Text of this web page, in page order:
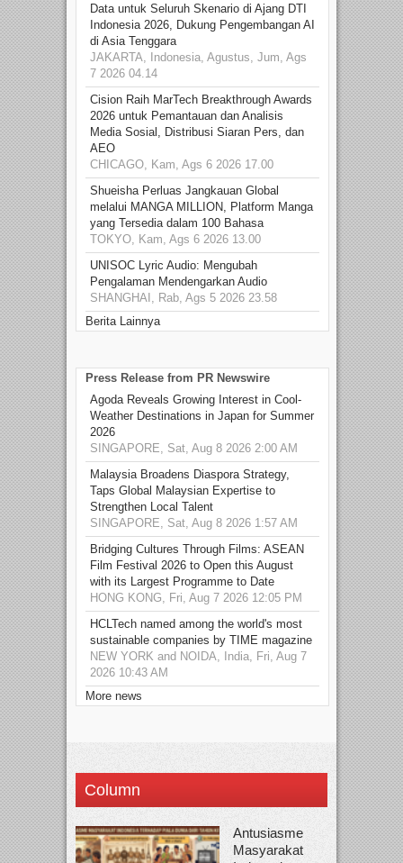
Data untuk Seluruh Skenario di Ajang DTI
Indonesia 2026, Dukung Pengembangan AI
di Asia Tenggara
JAKARTA, Indonesia, Agustus, Jum, Ags
7 2026 04.14
Cision Raih MarTech Breakthrough Awards
2026 untuk Pemantauan dan Analisis
Media Sosial, Distribusi Siaran Pers, dan
AEO
CHICAGO, Kam, Ags 6 2026 17.00
Shueisha Perluas Jangkauan Global
melalui MANGA MILLION, Platform Manga
yang Tersedia dalam 100 Bahasa
TOKYO, Kam, Ags 6 2026 13.00
UNISOC Lyric Audio: Mengubah
Pengalaman Mendengarkan Audio
SHANGHAI, Rab, Ags 5 2026 23.58
Berita Lainnya
Press Release from PR Newswire
Agoda Reveals Growing Interest in Cool-
Weather Destinations in Japan for Summer
2026
SINGAPORE, Sat, Aug 8 2026 2:00 AM
Malaysia Broadens Diaspora Strategy,
Taps Global Malaysian Expertise to
Strengthen Local Talent
SINGAPORE, Sat, Aug 8 2026 1:57 AM
Bridging Cultures Through Films: ASEAN
Film Festival 2026 to Open this August
with its Largest Programme to Date
HONG KONG, Fri, Aug 7 2026 12:05 PM
HCLTech named among the world's most
sustainable companies by TIME magazine
NEW YORK and NOIDA, India, Fri, Aug 7
2026 10:43 AM
More news
Column
Antusiasme
Masyarakat